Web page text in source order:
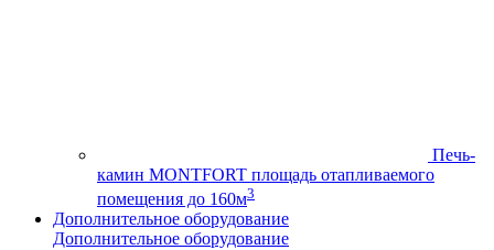
Печь-
камин MONTFORT площадь отапливаемого
помещения до 160м3
Дополнительное оборудование
Дополнительное оборудование